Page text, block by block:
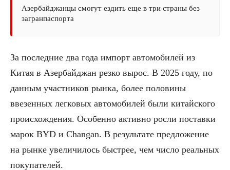
Азербайджанцы смогут ездить еще в три страны без
загранпаспорта
За последние два года импорт автомобилей из
Китая в Азербайджан резко вырос. В 2025 году, по
данным участников рынка, более половины
ввезенных легковых автомобилей были китайского
происхождения. Особенно активно росли поставки
марок BYD и Changan. В результате предложение
на рынке увеличилось быстрее, чем число реальных
покупателей.